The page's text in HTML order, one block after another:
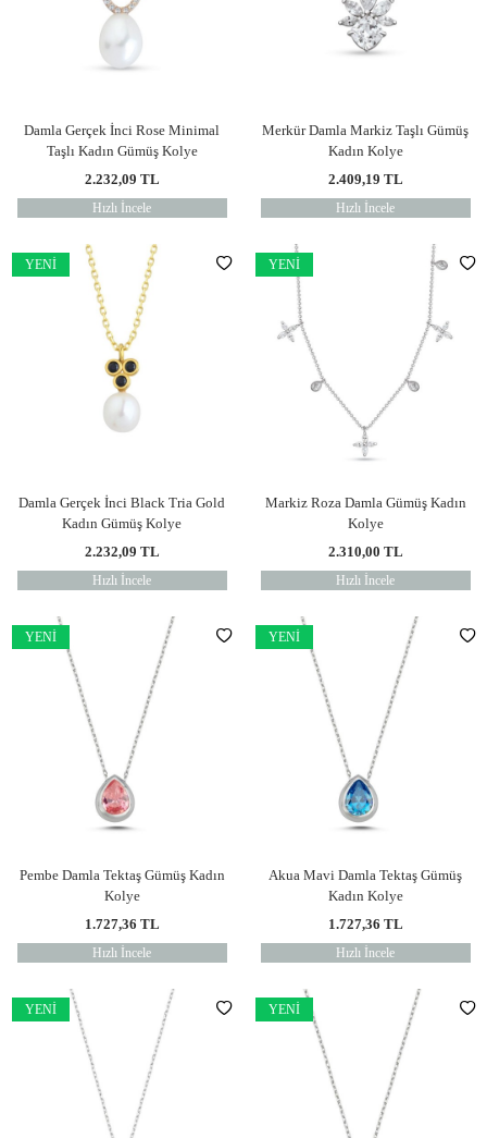
Damla Gerçek İnci Rose Minimal
Taşlı Kadın Gümüş Kolye
2.232,09 TL
Hızlı İncele
Merkür Damla Markiz Taşlı Gümüş
Kadın Kolye
2.409,19 TL
Hızlı İncele
YENI
Damla Gerçek İnci Black Tria Gold
Kadın Gümüş Kolye
2.232,09 TL
Hızlı İncele
YENI
Markiz Roza Damla Gümüş Kadın
Kolye
2.310,00 TL
Hızlı İncele
YENI
Pembe Damla Tektaş Gümüş Kadın
Kolye
1.727,36 TL
Hızlı İncele
YENI
Akua Mavi Damla Tektaş Gümüş
Kadın Kolye
1.727,36 TL
Hızlı İncele
YENI YENI